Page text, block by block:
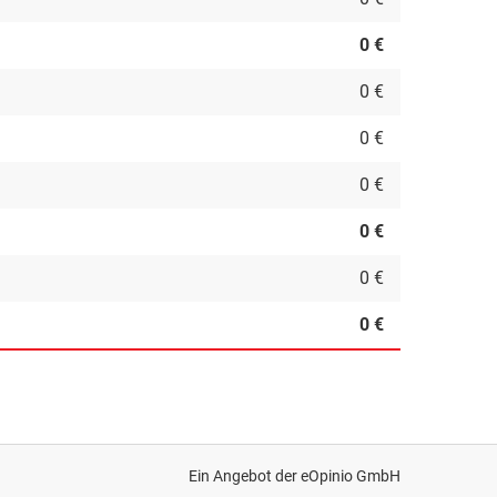
0 €
0 €
0 €
0 €
0 €
0 €
0 €
Ein Angebot dereOpinio GmbH